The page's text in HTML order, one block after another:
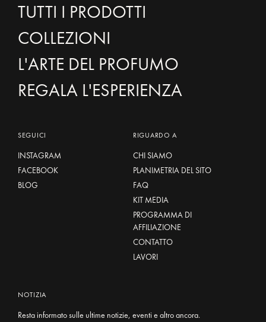
TUTTI I PRODOTTI
COLLEZIONI
L'ARTE DEL PROFUMO
REGALA L'ESPERIENZA
SEGUICI
INSTAGRAM
FACEBOOK
BLOG
RIGUARDO A
CHI SIAMO
PLANIMETRIA DEL SITO
FAQ
KIT MEDIA
PROGRAMMA DI
AFFILIAZIONE
CONTATTO
LAVORI
NOTIZIA
Resta informato sulle ultime notizie, eventi e altro ancora.